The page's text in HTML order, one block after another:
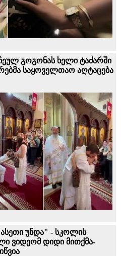
გოგონას ხელი ტაძარში
საყოველთაო აღტაცება
უნდა" - სკოლის
ვიდეომ დიდი მითქმა-